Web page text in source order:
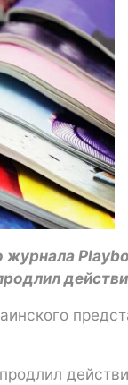
журнала